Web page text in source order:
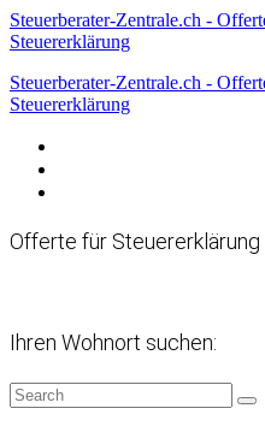
Steuerberater-Zentrale.ch -
Steuererklärung
Steuerberater-Zentrale.ch -
Steuererklärung
Offerte für Steuererklärung
Ihren Wohnort suchen: